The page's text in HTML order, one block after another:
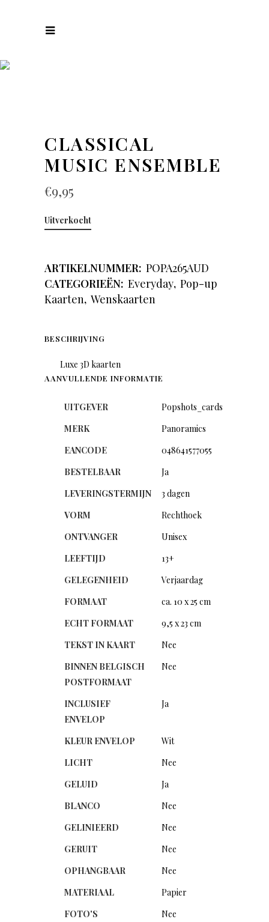
CLASSICAL
MUSIC ENSEMBLE
€9,95
Uitverkocht
ARTIKELNUMMER: POPA265AUD
CATEGORIEËN: Everyday, Pop-up
Kaarten, Wenskaarten
BESCHRIJVING
Luxe 3D kaarten
AANVULLENDE INFORMATIE
UITGEVER
Popshots_cards
MERK
Panoramics
EANCODE
048641577055
BESTELBAAR
Ja
LEVERINGSTERMIJN
3 dagen
VORM
Rechthoek
ONTVANGER
Unisex
LEEFTIJD
13+
GELEGENHEID
Verjaardag
FORMAAT
ca. 10 x 25 cm
ECHT FORMAAT
9,5 x 23 cm
TEKST IN KAART
Nee
BINNEN BELGISCH
POSTFORMAAT
Nee
INCLUSIEF
ENVELOP
Ja
KLEUR ENVELOP
Wit
LICHT
Nee
GELUID
Ja
BLANCO
Nee
GELINIEERD
Nee
GERUIT
Nee
OPHANGBAAR
Nee
MATERIAAL
Papier
FOTO'S
Nee